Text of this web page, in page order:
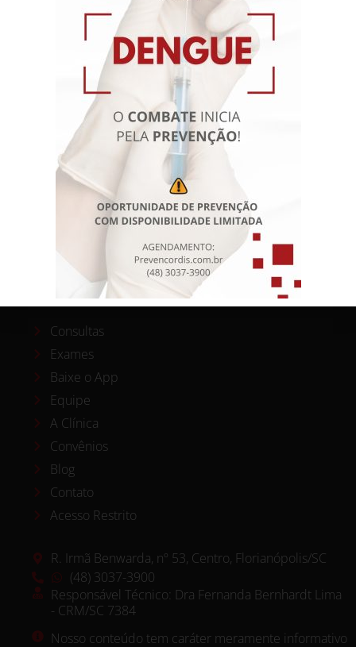
Resultados de Exames
Consultas
Exames
Baixe o App
Equipe
A Clínica
Convênios
Blog
Contato
Acesso Restrito
R. Irmã Benwarda, nº 53, Centro, Florianópolis/SC
(48) 3037-3900
Responsável Técnico: Dra Fernanda Bernhardt Lima
- CRM/SC 7384
Nosso conteúdo tem caráter meramente informativo